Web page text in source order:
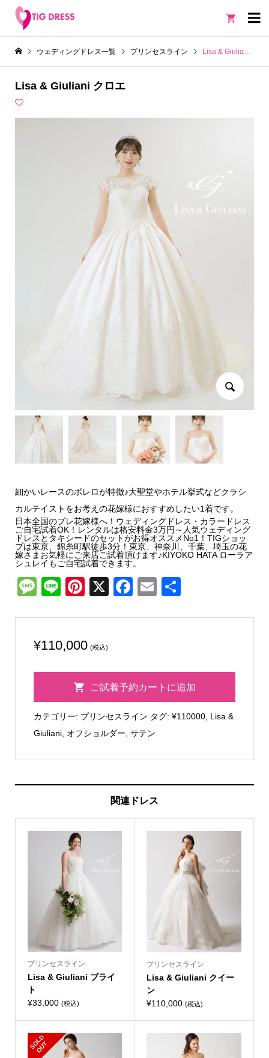

ウェディングドレス一覧 プリンセスライン Lisa & Giuliani クロエ
Lisa & Giuliani クロエ
細かいレースのボレロが特徴♪大聖堂やホテル挙式などクラシ
カルテイストをお考えの花嫁様におすすめしたい1着です。
日本全国のプレ花嫁様へ！ウェディングドレス・カラードレス
ご自宅試着OK！レンタルは格安料金3万円～人気ウェディング
ドレスとタキシードのセットがお得オススメNo1！TIGショッ
プは東京、錦糸町駅徒歩3分！東京、神奈川、千葉、埼玉の花
嫁さまお気軽にご来店ご試着頂けます♪KIYOKO HATA ローラア
シュレイもご自宅試着できます。
Message
LinePinterest
X Facebook
Email
¥110,000 (税込)
Giuliani
ク
ご試着予約カートに追加
カテゴリー: プリンセスライン タグ: ¥110000, Lisa &
Giuliani, オフショルダー サテン
関連ドレス
プリンセスライン
Lisa & Giuliani ブライ
ト
¥33,000 (税込)
プリンセスライン
Lisa & Giuliani クイー
ン
¥110,000 (税込)
S
O
L
D
O
U
T